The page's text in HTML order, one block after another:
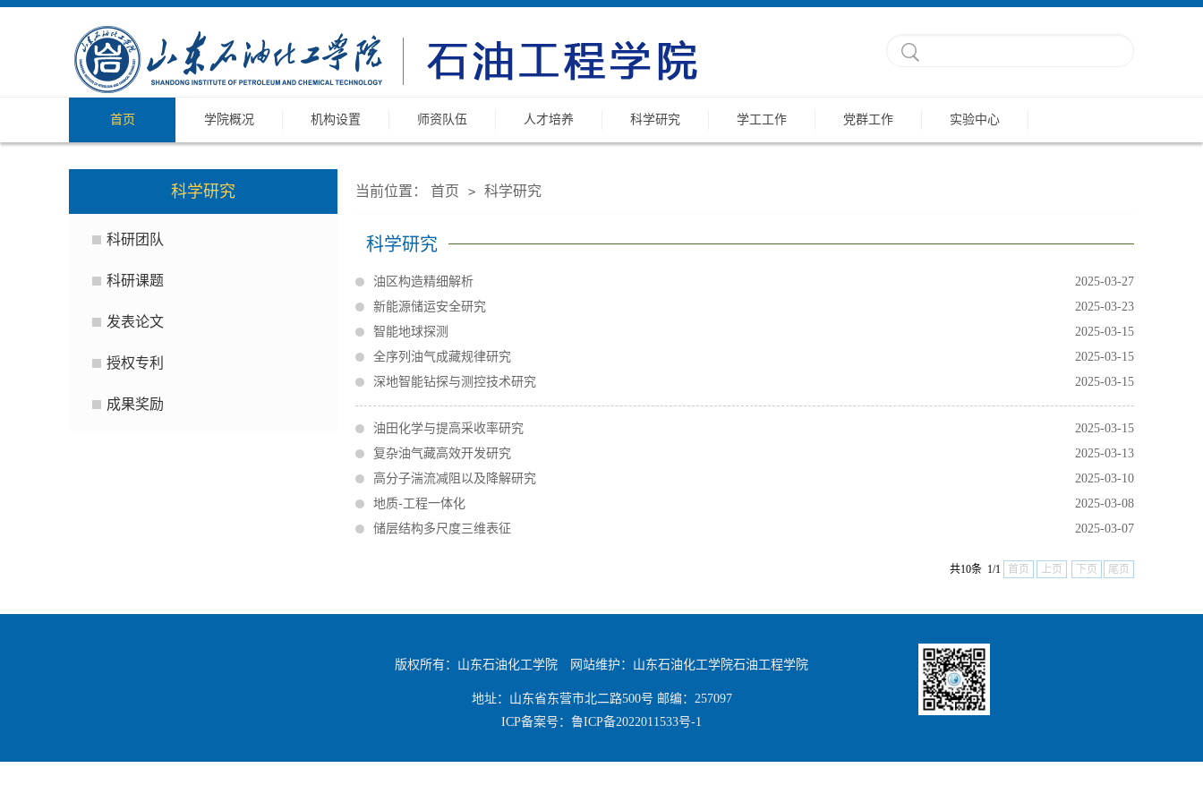
首页 学院概况 机构设置 师资队伍 人才培养 科学研究 学工工作 党群工作 实验中心
科学研究
科研团队
科研课题
发表论文
授权专利
成果奖励
当前位置： 首页 > 科学研究
科学研究
2025-03-27
油区构造精细解析
2025-03-23
新能源储运安全研究
2025-03-15
智能地球探测
2025-03-15
全序列油气成藏规律研究
2025-03-15
深地智能钻探与测控技术研究
2025-03-15
油田化学与提高采收率研究
2025-03-13
复杂油气藏高效开发研究
2025-03-10
高分子湍流减阻以及降解研究
2025-03-08
地质-工程一体化
2025-03-07
储层结构多尺度三维表征
共10条 1/1 首页 上页 下页 尾页
版权所有：山东石油化工学院 网站维护：山东石油化工学院石油工程学院
地址：山东省东营市北二路500号 邮编：257097
ICP备案号： 鲁ICP备2022011533号-1